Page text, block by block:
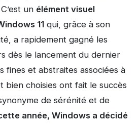
un élément visuel
11 qui, grâce à son
a rapidement gagné les
dès le lancement du dernier
fines et abstraites associées à
bien choisies ont fait le succès
de sérénité et de
année, Windows a décidé